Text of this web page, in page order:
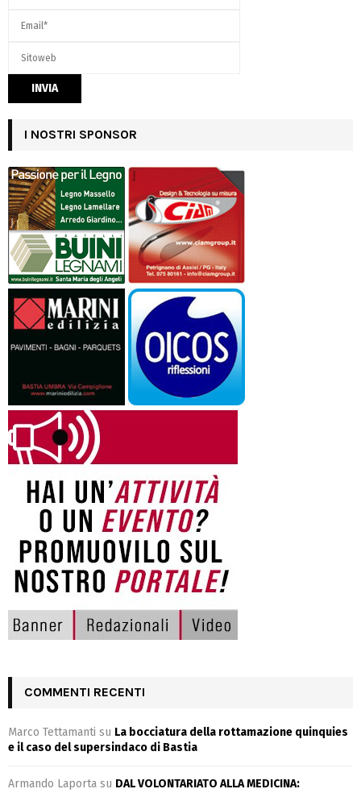
I NOSTRI SPONSOR
COMMENTI RECENTI
Marco Tettamanti su La bocciatura della rottamazione quinquies
e il caso del supersindaco di Bastia
Armando Laporta su DAL VOLONTARIATO ALLA MEDICINA: